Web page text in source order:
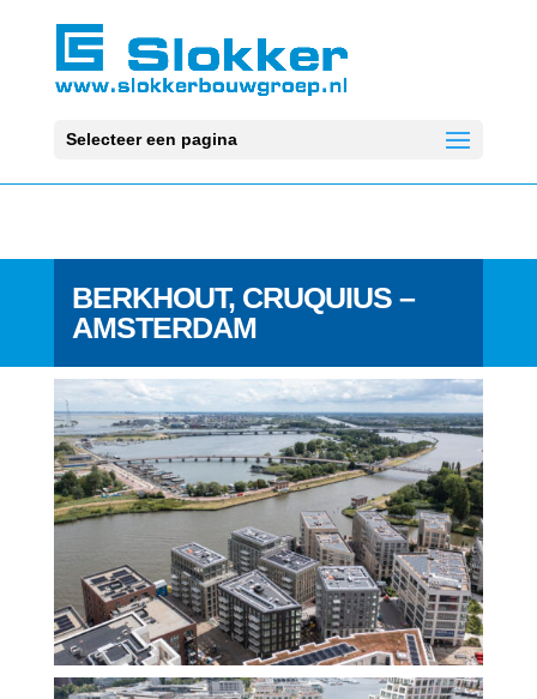
Selecteer een pagina
BERKHOUT, CRUQUIUS –
AMSTERDAM